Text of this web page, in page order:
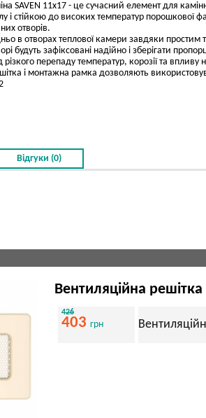
SAVEN 11х17 - це сучасний елемент для
і стійкою до високих температур порошкової
отворів.
в отворах теплової камери завдяки
будуть зафіксовані надійно і зберігати
різкого перепаду температур, корозії та
і монтажна рамка дозволяють
Відгуки (0)
Вентиляційна
426
403 грн